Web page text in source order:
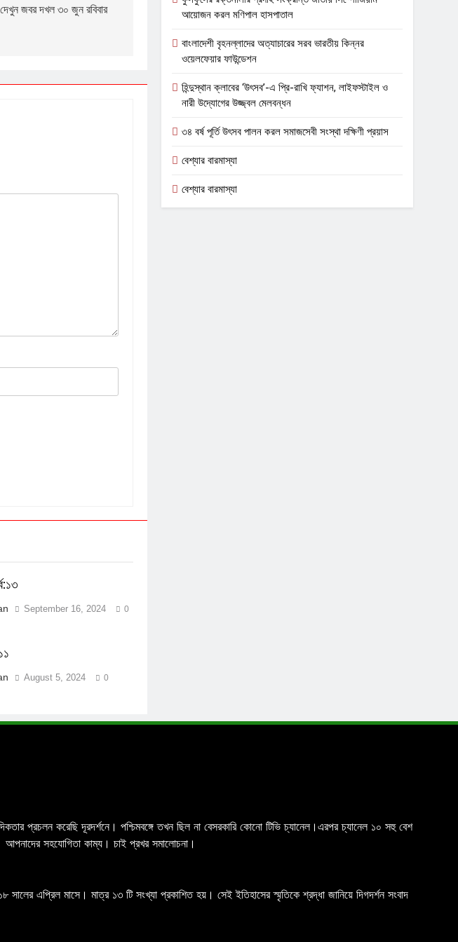
দেখুন জবর দখল ৩০ জুন রবিবার
September 16, 2024 0
August 5, 2024 0
আয়োজন করল মণিপাল হাসপাতাল
বাংলাদেশী বৃহনল্লাদের অত্যাচারের সরব ভারতীয় কিন্নর
ওয়েলফেয়ার ফাউন্ডেশন
হিন্দুস্থান ক্লাবের ‘উৎসব’-এ প্রি-রাখি ফ্যাশন, লাইফস্টাইল ও
নারী উদ্যোগের উজ্জ্বল মেলবন্ধন
৩৪ বর্ষ পূর্তি উৎসব পালন করল সমাজসেবী সংস্থা দক্ষিণী প্রয়াস
বেশ্যার বারমাস্যা
বেশ্যার বারমাস্যা
প্রচলন করেছি দূরদর্শনে। পশ্চিমবঙ্গে তখন ছিল না বেসরকারি কোনো টিভি চ্যানেল।এরপর চ্যানেল ১০ সহু বেশ
আপনাদের সহযোগিতা কাম্য। চাই প্রখর সমালোচনা।
এপ্রিল মাসে। মাত্র ১৩ টি সংখ্যা প্রকাশিত হয়। সেই ইতিহাসের স্মৃতিকে শ্রদ্ধা জানিয়ে দিগদর্শন সংবাদ